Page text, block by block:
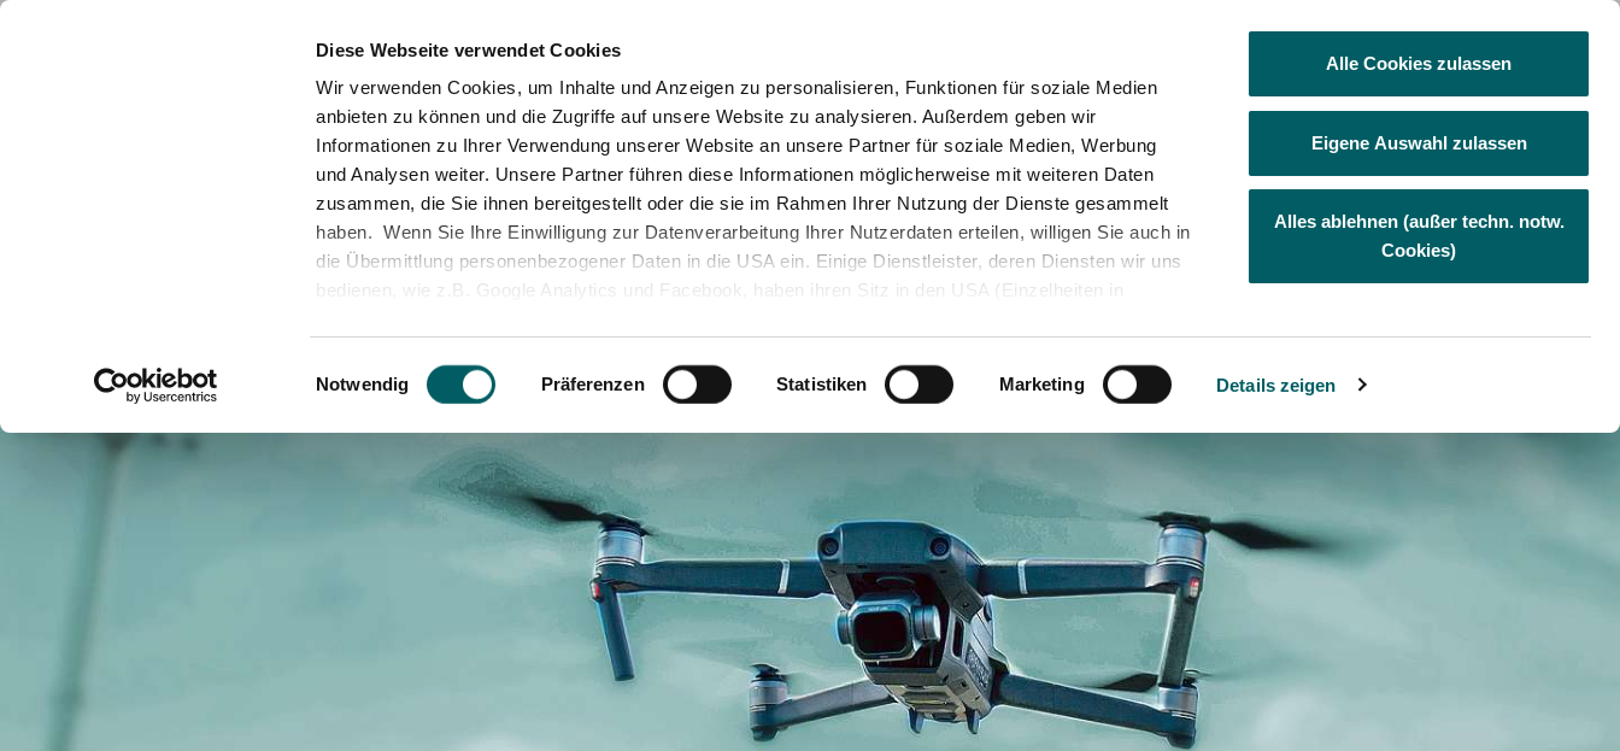
Diese Webseite verwendet Cookies
Wir verwenden Cookies, um Inhalte und Anzeigen zu personalisieren, Funktionen für soziale Medien
anbieten zu können und die Zugriffe auf unsere Website zu analysieren. Außerdem geben wir
Informationen zu Ihrer Verwendung unserer Website an unsere Partner für soziale Medien, Werbung
und Analysen weiter. Unsere Partner führen diese Informationen möglicherweise mit weiteren Daten
zusammen, die Sie ihnen bereitgestellt oder die sie im Rahmen Ihrer Nutzung der Dienste gesammelt
haben. Wenn Sie Ihre Einwilligung zur Datenverarbeitung Ihrer Nutzerdaten erteilen, willigen Sie auch in
die Übermittlung personenbezogener Daten in die USA ein. Einige Dienstleister, deren Diensten wir uns
bedienen, wie z.B. Google Analytics und Facebook, haben ihren Sitz in den USA (Einzelheiten in
Shield 2.0 -
https://www.dataprivacyframework.gov/s/) gegenwärtig im Einklang mit dem
europäischen Datenschutz.
Änderung der Cookie-Auswahl/Widerruf der Einwilligung
Sie können Ihre Einwilligung jederzeit widerrufen, indem Sie auf das "CO"-Symbol links unten auf der
Seite (weiß auf grünem Hintergrund) klicken.
Datenschutzerklärung und Cookie-Richtlinie Impressum
Folgende Kategorien von Cookies werden durch uns eingesetzt:
Einwilligungsauswahl
Notwendig Präferenzen Statistiken Marketing Details zeigen
Alle Cookies zulassen
Eigene Auswahl zulassen
Alles ablehnen (außer techn. notw.
Cookies)
Besuchen Sie uns auf Facebook
Visit us at Linkedin
Visit us at XingBesuchen Sie uns
Besuchen
Partner & Abteilungen Mitarbeiter*innen
Startseite Dienstleistungen
Technische Sicherheit
Alarmüberwachung
Aufschaltung Ihrer Alarmanlage
Digitaler Empfang
Mobile Sicherheit
Alarmverfolgung /
Interventionsdienst
Geld- & Werttransporte
Weitere Dienstleistungen
Arbeitsschutz
Unternehmen
Nachhaltigkeit / Umweltschutz Grundsatzerklärung (LkSG)
Hinweisgeberportal (HinSchG
und LkSG)
Ausbildung Quereinstieg
Jobbörse